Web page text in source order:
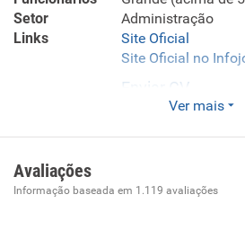
Setor
Administração
Links
Site Oficial
Site Oficial no
Enviar CV
financeiros e no rastreamento e
veículos leves e pesados. Também
Ver mais
Avaliações
Informação baseada em 1.119 avaliações